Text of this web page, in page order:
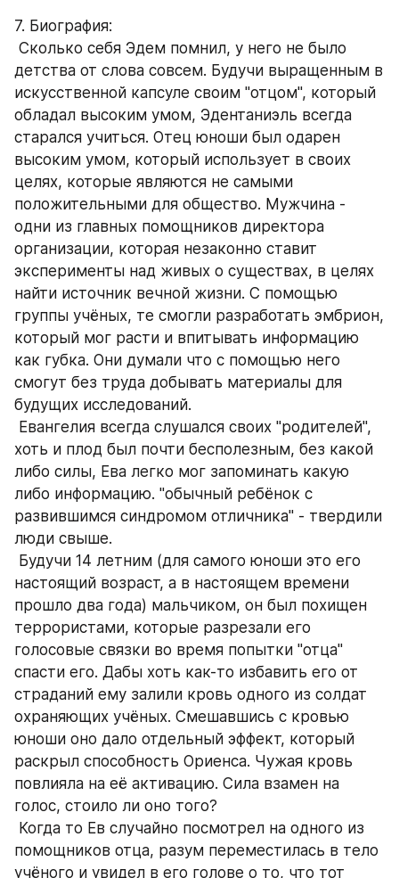
7. Биография:
детства от слова совсем. Будучи выращенным в
искусственной капсуле своим "отцом", который
обладал высоким умом, Эдентаниэль всегда
старался учиться. Отец юноши был одарен
высоким умом, который использует в своих
целях, которые являются не самыми
положительными для общество. Мужчина -
одни из главных помощников директора
организации, которая незаконно ставит
эксперименты над живых о существах, в целях
найти источник вечной жизни. С помощью
группы учёных, те смогли разработать эмбрион,
который мог расти и впитывать информацию
как губка. Они думали что с помощью него
смогут без труда добывать материалы для
будущих исследований.
хоть и плод был почти бесполезным, без какой
либо силы, Ева легко мог запоминать какую
либо информацию. "обычный ребёнок с
развившимся синдромом отличника" - твердили
люди свыше.
настоящий возраст, а в настоящем времени
прошло два года) мальчиком, он был похищен
террористами, которые разрезали его
голосовые связки во время попытки "отца"
спасти его. Дабы хоть как-то избавить его от
страданий ему залили кровь одного из солдат
охраняющих учёных. Смешавшись с кровью
юноши оно дало отдельный эффект, который
раскрыл способность Ориенса. Чужая кровь
повлияла на её активацию. Сила взамен на
голос, стоило ли оно того?
помощников отца, разум переместилась в тело
учёного и увидел в его голове о то, что тот